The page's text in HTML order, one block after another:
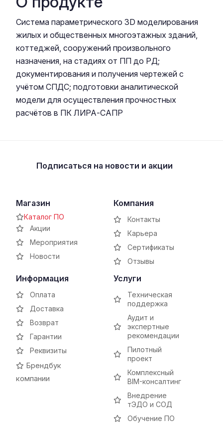
Система параметрического 3D моделирования
жилых и общественных многоэтажных зданий,
коттеджей, сооружений произвольного
назначения, на стадиях от ПП до РД;
документирования и получения чертежей с
учётом СПДС; подготовки аналитической
модели для осуществления прочностных
расчётов в ПК ЛИРА-САПР
Подписаться на новости и акции
Магазин
Каталог ПО
Акции
Мероприятия
Новости
Компания
Контакты
Карьера
Сертификаты
Отзывы
Информация
Оплата
Доставка
Возврат
Гарантии
Реквизиты
Брендбук
компании
Услуги
Техническая
поддержка
Аудит и
экспертные
рекомендации
Пилотный
проект
Комплексный
BIM-консалтинг
Внедрение
тЭДО и СОД
Обучение ПО